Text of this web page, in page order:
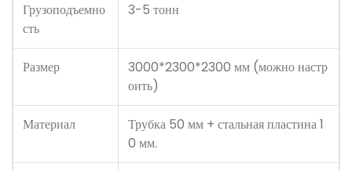
Грузоподъемно
сть
3-5 тонн
Размер
3000*2300*2300 мм (можно настр
оить)
Материал
Трубка 50 мм + стальная пластина 1
0 мм.